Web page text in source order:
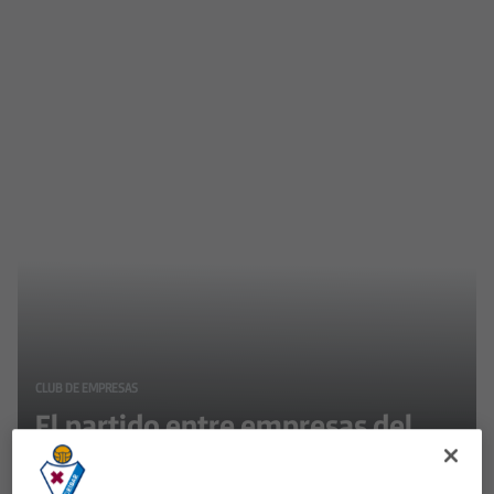
CLUB DE EMPRESAS
El partido entre empresas del
Club de Empresas estrena sede